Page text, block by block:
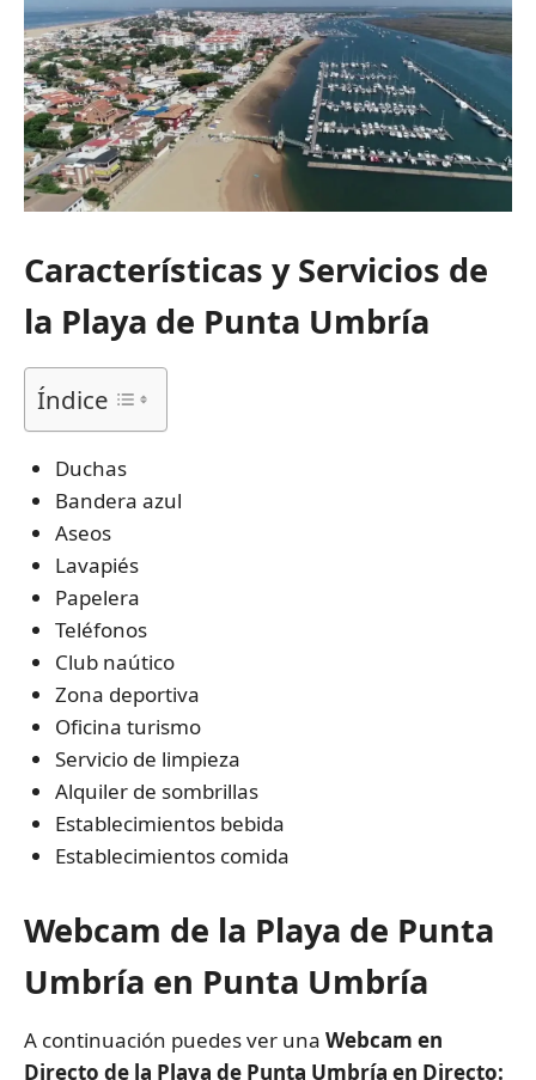
Características y Servicios de
la Playa de Punta Umbría
Índice
Duchas
Bandera azul
Aseos
Lavapiés
Papelera
Teléfonos
Club naútico
Zona deportiva
Oficina turismo
Servicio de limpieza
Alquiler de sombrillas
Establecimientos bebida
Establecimientos comida
Webcam de la Playa de Punta
Umbría en Punta Umbría
A continuación puedes ver una Webcam en
Directo de la Playa de Punta Umbría en Directo: